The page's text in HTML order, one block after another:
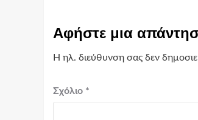
Αφήστε μια
Η ηλ. διεύθυνση σας δεν
Σχόλιο *